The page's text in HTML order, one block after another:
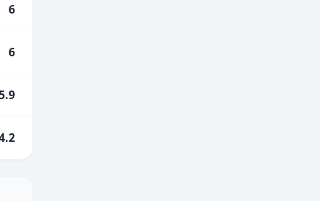
6
6